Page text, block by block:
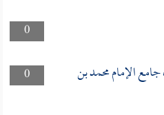
0
0
الإمام محمد بن